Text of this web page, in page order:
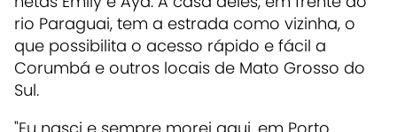
rio Paraguai, tem a estrada como vizinha, o
que possibilita o acesso rápido e fácil a
Corumbá e outros locais de Mato Grosso do
Sul.